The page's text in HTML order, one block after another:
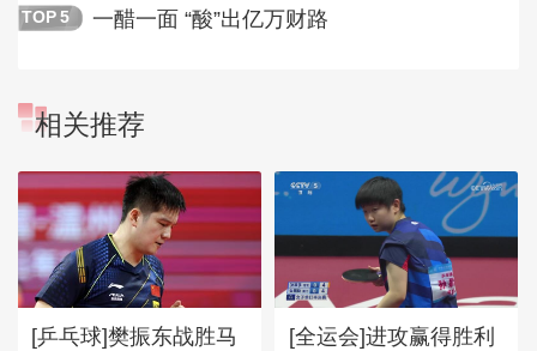
TOP 5 一醋一面 “酸”出亿万财路
相关推荐
[乒乓球]樊振东战胜马
[全运会]进攻赢得胜利